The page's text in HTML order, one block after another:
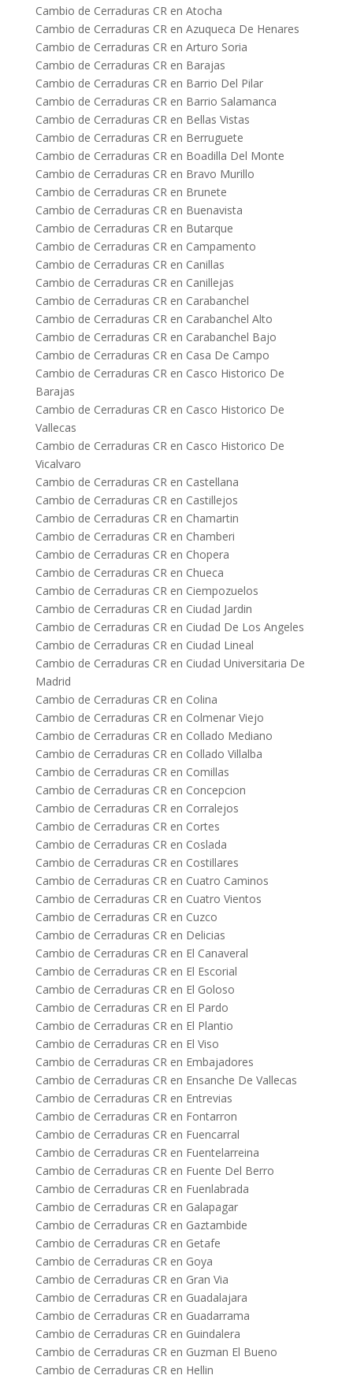
Cambio de Cerraduras CR en Atocha
Cambio de Cerraduras CR en Azuqueca De Henares
Cambio de Cerraduras CR en Arturo Soria
Cambio de Cerraduras CR en Barajas
Cambio de Cerraduras CR en Barrio Del Pilar
Cambio de Cerraduras CR en Barrio Salamanca
Cambio de Cerraduras CR en Bellas Vistas
Cambio de Cerraduras CR en Berruguete
Cambio de Cerraduras CR en Boadilla Del Monte
Cambio de Cerraduras CR en Bravo Murillo
Cambio de Cerraduras CR en Brunete
Cambio de Cerraduras CR en Buenavista
Cambio de Cerraduras CR en Butarque
Cambio de Cerraduras CR en Campamento
Cambio de Cerraduras CR en Canillas
Cambio de Cerraduras CR en Canillejas
Cambio de Cerraduras CR en Carabanchel
Cambio de Cerraduras CR en Carabanchel Alto
Cambio de Cerraduras CR en Carabanchel Bajo
Cambio de Cerraduras CR en Casa De Campo
Cambio de Cerraduras CR en Casco Historico De
Barajas
Cambio de Cerraduras CR en Casco Historico De
Vallecas
Cambio de Cerraduras CR en Casco Historico De
Vicalvaro
Cambio de Cerraduras CR en Castellana
Cambio de Cerraduras CR en Castillejos
Cambio de Cerraduras CR en Chamartin
Cambio de Cerraduras CR en Chamberi
Cambio de Cerraduras CR en Chopera
Cambio de Cerraduras CR en Chueca
Cambio de Cerraduras CR en Ciempozuelos
Cambio de Cerraduras CR en Ciudad Jardin
Cambio de Cerraduras CR en Ciudad De Los Angeles
Cambio de Cerraduras CR en Ciudad Lineal
Cambio de Cerraduras CR en Ciudad Universitaria De
Madrid
Cambio de Cerraduras CR en Colina
Cambio de Cerraduras CR en Colmenar Viejo
Cambio de Cerraduras CR en Collado Mediano
Cambio de Cerraduras CR en Collado Villalba
Cambio de Cerraduras CR en Comillas
Cambio de Cerraduras CR en Concepcion
Cambio de Cerraduras CR en Corralejos
Cambio de Cerraduras CR en Cortes
Cambio de Cerraduras CR en Coslada
Cambio de Cerraduras CR en Costillares
Cambio de Cerraduras CR en Cuatro Caminos
Cambio de Cerraduras CR en Cuatro Vientos
Cambio de Cerraduras CR en Cuzco
Cambio de Cerraduras CR en Delicias
Cambio de Cerraduras CR en El Canaveral
Cambio de Cerraduras CR en El Escorial
Cambio de Cerraduras CR en El Goloso
Cambio de Cerraduras CR en El Pardo
Cambio de Cerraduras CR en El Plantio
Cambio de Cerraduras CR en El Viso
Cambio de Cerraduras CR en Embajadores
Cambio de Cerraduras CR en Ensanche De Vallecas
Cambio de Cerraduras CR en Entrevias
Cambio de Cerraduras CR en Fontarron
Cambio de Cerraduras CR en Fuencarral
Cambio de Cerraduras CR en Fuentelarreina
Cambio de Cerraduras CR en Fuente Del Berro
Cambio de Cerraduras CR en Fuenlabrada
Cambio de Cerraduras CR en Galapagar
Cambio de Cerraduras CR en Gaztambide
Cambio de Cerraduras CR en Getafe
Cambio de Cerraduras CR en Goya
Cambio de Cerraduras CR en Gran Via
Cambio de Cerraduras CR en Guadalajara
Cambio de Cerraduras CR en Guadarrama
Cambio de Cerraduras CR en Guindalera
Cambio de Cerraduras CR en Guzman El Bueno
Cambio de Cerraduras CR en Hellin